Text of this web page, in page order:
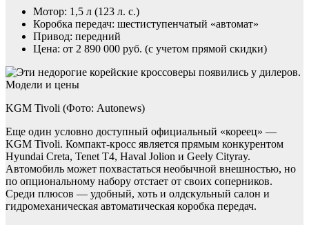
Мотор: 1,5 л (123 л. с.)
Коробка передач: шестиступенчатый «автомат»
Привод: передний
Цена: от 2 890 000 руб. (с учетом прямой скидки)
KGM Tivoli (Фото: Autonews)
Еще один условно доступный официальный «кореец» —
KGM Tivoli. Компакт-кросс является прямым конкурентом
Hyundai Creta, Tenet T4, Haval Jolion и Geely Cityray.
Автомобиль может похвастаться необычной внешностью, но
по опциональному набору отстает от своих соперников.
Среди плюсов — удобный, хоть и олдскульный салон и
гидромеханическая автоматическая коробка передач.